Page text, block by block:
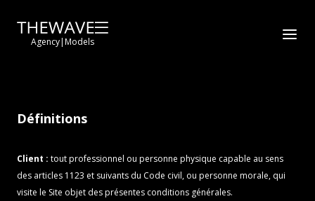
Agency|Models
Définitions
Client : tout professionnel ou personne physique capable au sens
des articles 1123 et suivants du Code civil, ou personne morale, qui
visite le Site objet des présentes conditions générales.